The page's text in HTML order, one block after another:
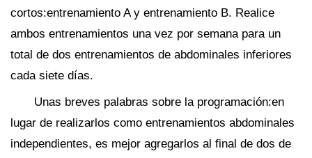
cortos:entrenamiento A y entrenamiento B. Realice
ambos entrenamientos una vez por semana para un
total de dos entrenamientos de abdominales inferiores
cada siete días.
Unas breves palabras sobre la programación:en
lugar de realizarlos como entrenamientos abdominales
independientes, es mejor agregarlos al final de dos de